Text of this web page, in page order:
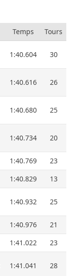
Temps Tours
1:40.604 30
1:40.616 26
1:40.680 25
1:40.734 20
1:40.769
23
1:40.829 13
1:40.932 25
1:40.976
21
1:41.022 23
1:41.041 28